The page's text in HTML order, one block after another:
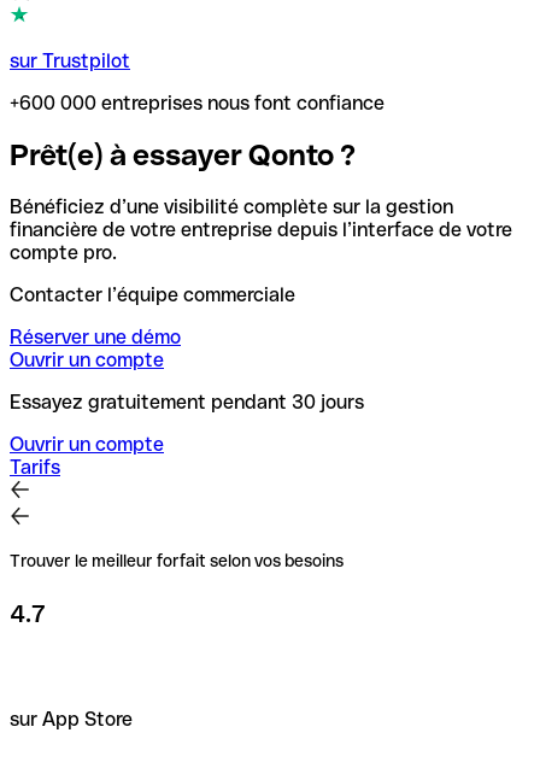
sur Trustpilot
+600 000 entreprises nous font confiance
Prêt(e) à essayer Qonto ?
Bénéficiez d’une visibilité complète sur la gestion
financière de votre entreprise depuis l’interface de votre
compte pro.
Contacter l’équipe commerciale
Réserver une démo
Ouvrir un compte
Essayez gratuitement pendant 30 jours
Ouvrir un compte
Tarifs
Trouver le meilleur forfait selon vos besoins
4.7
sur App Store